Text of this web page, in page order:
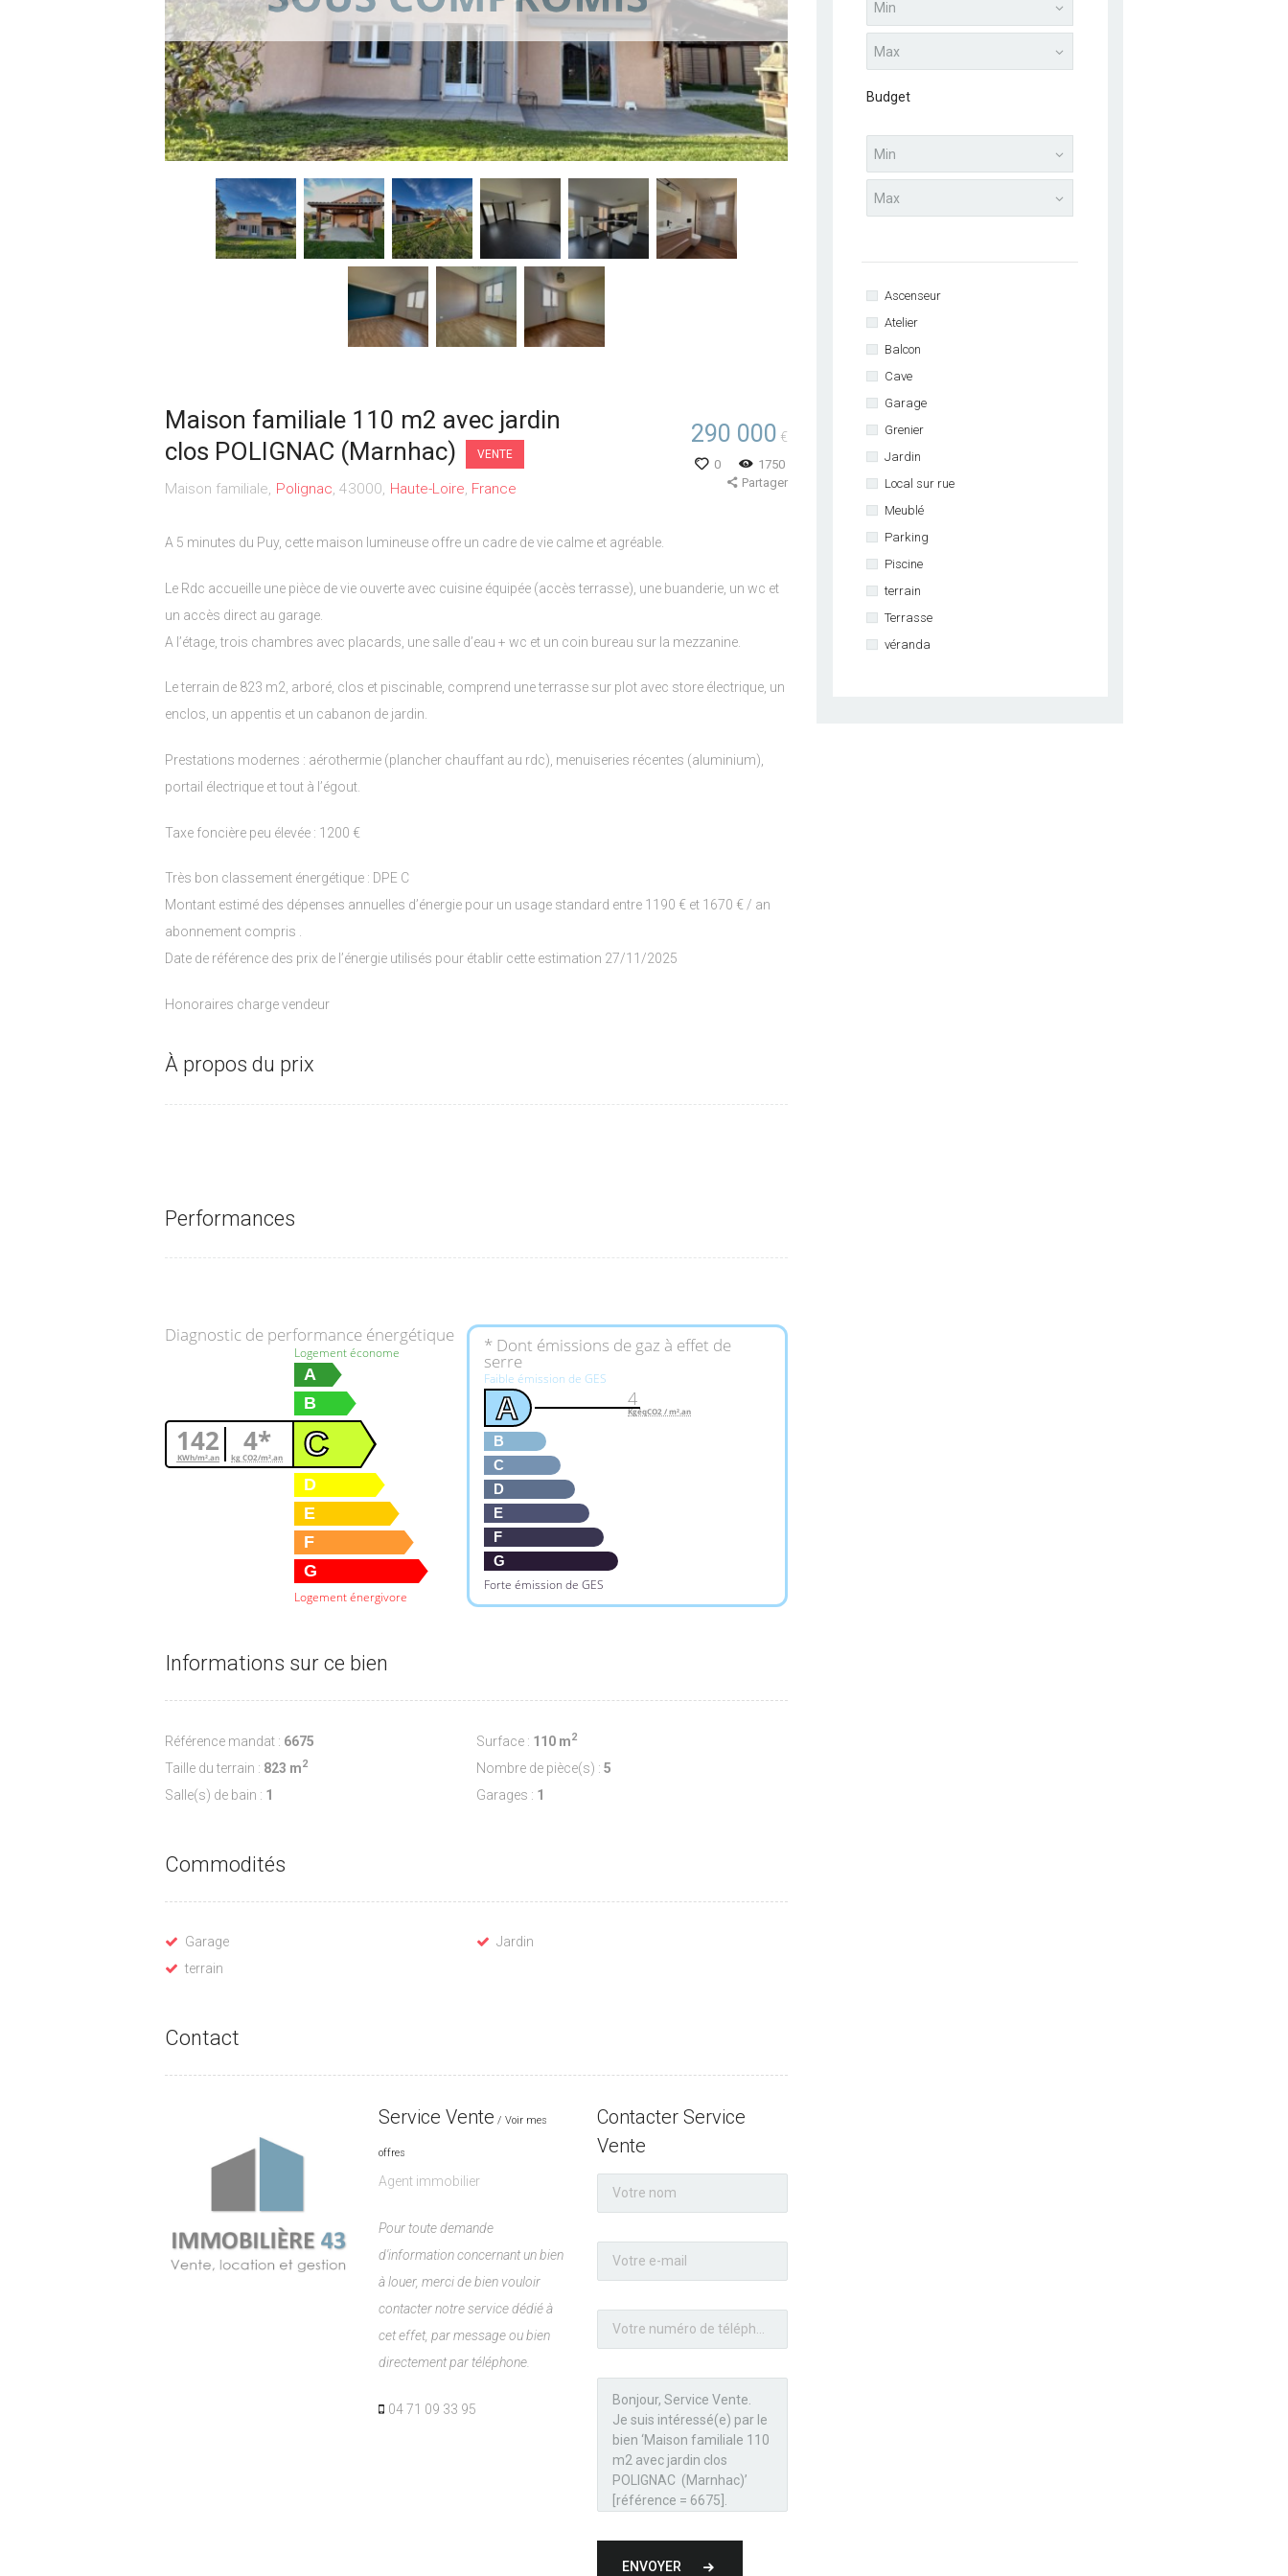
Maison familiale 110 m2 avec jardin
clos POLIGNAC (Marnhac)
VENTE
Maison familiale Polignac 43000 Haute-Loire France
290 000 €
1750
0
Partager
A 5 minutes du Puy, cette maison lumineuse offre un cadre de vie calme et agréable.
Le Rdc accueille une pièce de vie ouverte avec cuisine équipée (accès terrasse), une buanderie, un wc et
un accès direct au garage.
A l’étage, trois chambres avec placards, une salle d’eau + wc et un coin bureau sur la mezzanine.
Le terrain de 823 m2, arboré, clos et piscinable, comprend une terrasse sur plot avec store électrique, un
enclos, un appentis et un cabanon de jardin.
Prestations modernes : aérothermie (plancher chauffant au rdc), menuiseries récentes (aluminium),
portail électrique et tout à l’égout.
Taxe foncière peu élevée : 1200 €
Très bon classement énergétique : DPE C
Montant estimé des dépenses annuelles d’énergie pour un usage standard entre 1190 € et 1670 € / an
abonnement compris .
Date de référence des prix de l’énergie utilisés pour établir cette estimation 27/11/2025
Honoraires charge vendeur
À propos du prix
Performances
Diagnostic de performance énergétique
142
KWh/m².an 4*
kg CO2/m².an
Logement économe
A
B
C
D
E
F
G
Logement énergivore
* Dont émissions de gaz à effet de
serre
Faible émission de GES
A
B
C
D
E
F
G
Forte émission de GES
4
KgéqCO2 / m².an
Informations sur ce bien
Référence mandat : 6675 Surface : 110 m2
Taille du terrain : 823 m2 Nombre de pièce(s) : 5
Salle(s) de bain : 1 Garages : 1
Commodités
Garage
Jardin
terrain
Contact
Service Vente Voir mes
offres
Agent immobilier
Pour toute demande
d'information concernant un bien
à louer, merci de bien vouloir
contacter notre service dédié à
cet effet, par message ou bien
directement par téléphone.
04 71 09 33 95
Contacter Service
Vente
ENVOYER
Budget
Ascenseur
Atelier
Balcon
Cave
Garage
Grenier
Jardin
Local sur rue
Meublé
Parking
Piscine
terrain
Terrasse
véranda